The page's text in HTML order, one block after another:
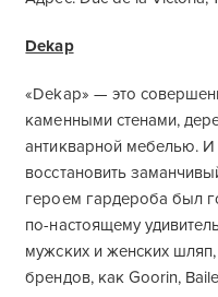
Dekap
«Dekap» — это
каменными стенами,
антикварной мебелью. И
восстановить
героем гардероба был
по-настоящему
мужских и женских
брендов, как Goorin,